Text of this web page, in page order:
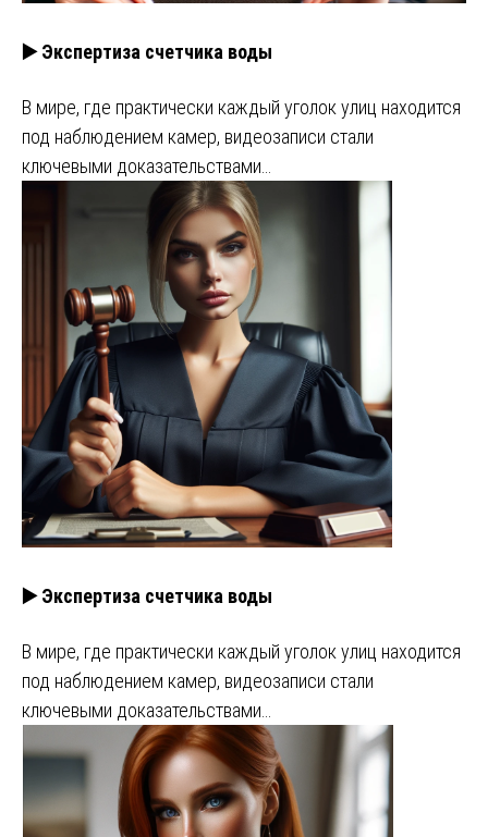
▶️ Экспертиза счетчика воды
В мире, где практически каждый уголок улиц находится
под наблюдением камер, видеозаписи стали
ключевыми доказательствами…
▶️ Экспертиза счетчика воды
В мире, где практически каждый уголок улиц находится
под наблюдением камер, видеозаписи стали
ключевыми доказательствами…